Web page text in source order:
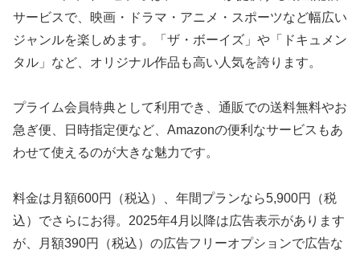
サービスで、映画・ドラマ・アニメ・スポーツなど幅広い
ジャンルを楽しめます。「ザ・ボーイズ」や「ドキュメン
タル」など、オリジナル作品も高い人気を誇ります。
プライム会員特典として利用でき、通販での送料無料やお
急ぎ便、日時指定便など、Amazonの便利なサービスもあ
わせて使えるのが大きな魅力です。
料金は月額600円（税込）、年間プランなら5,900円（税
込）でさらにお得。2025年4月以降は広告表示があります
が、月額390円（税込）の広告フリーオプションで広告な